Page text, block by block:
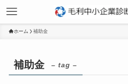
ホーム 補助金
補助金 – tag –